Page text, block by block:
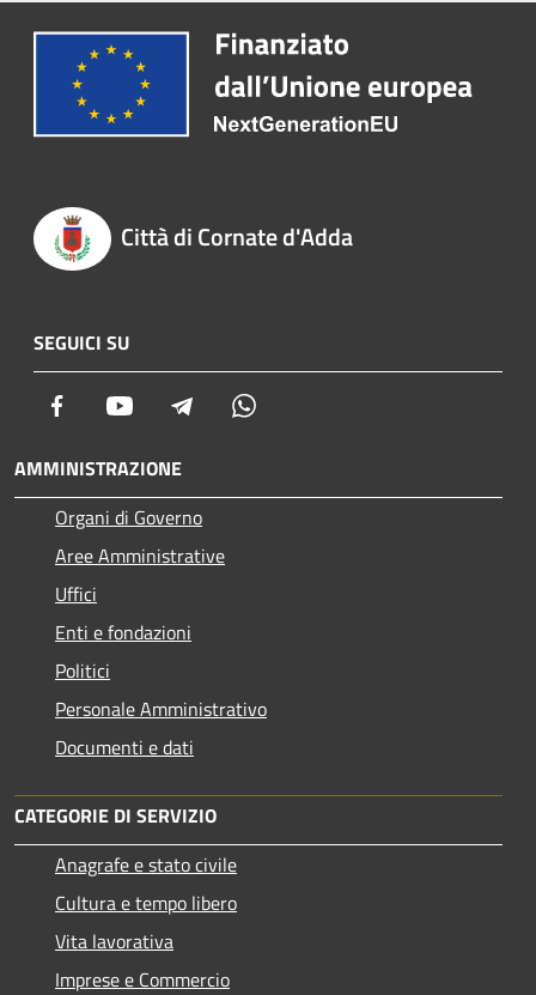
Città di Cornate d'Adda
SEGUICI SU
Facebook Youtube Telegram
AMMINISTRAZIONE
Organi di Governo
Aree Amministrative
Uffici
Enti e fondazioni
Politici
Personale Amministrativo
Documenti e dati
CATEGORIE DI SERVIZIO
Anagrafe e stato civile
Cultura e tempo libero
Vita lavorativa
Imprese e Commercio